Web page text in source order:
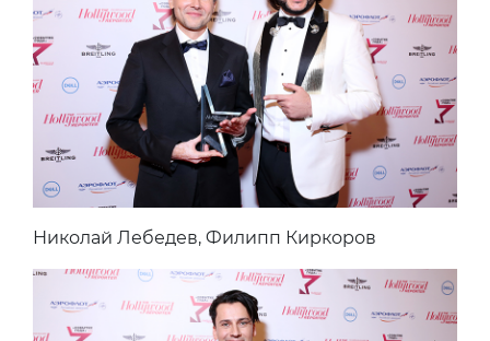
Николай Лебедев, Филипп Киркоров